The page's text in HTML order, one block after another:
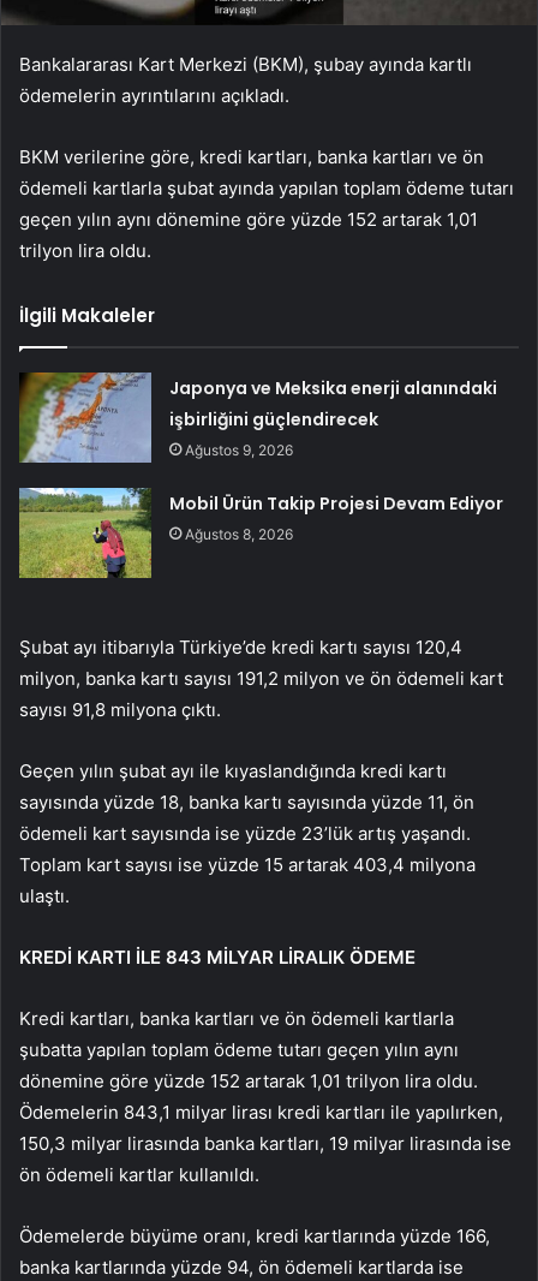
Bankalararası Kart Merkezi (BKM), şubay ayında kartlı
ödemelerin ayrıntılarını açıkladı.
BKM verilerine göre, kredi kartları, banka kartları ve ön
ödemeli kartlarla şubat ayında yapılan toplam ödeme tutarı
geçen yılın aynı dönemine göre yüzde 152 artarak 1,01
trilyon lira oldu.
İlgili Makaleler
Japonya ve Meksika enerji alanındaki
işbirliğini güçlendirecek
Ağustos 9, 2026
Mobil Ürün Takip Projesi Devam Ediyor
Ağustos 8, 2026
Şubat ayı itibarıyla Türkiye’de kredi kartı sayısı 120,4
milyon, banka kartı sayısı 191,2 milyon ve ön ödemeli kart
sayısı 91,8 milyona çıktı.
Geçen yılın şubat ayı ile kıyaslandığında kredi kartı
sayısında yüzde 18, banka kartı sayısında yüzde 11, ön
ödemeli kart sayısında ise yüzde 23’lük artış yaşandı.
Toplam kart sayısı ise yüzde 15 artarak 403,4 milyona
ulaştı.
KREDİ KARTI İLE 843 MİLYAR LİRALIK ÖDEME
Kredi kartları, banka kartları ve ön ödemeli kartlarla
şubatta yapılan toplam ödeme tutarı geçen yılın aynı
dönemine göre yüzde 152 artarak 1,01 trilyon lira oldu.
Ödemelerin 843,1 milyar lirası kredi kartları ile yapılırken,
150,3 milyar lirasında banka kartları, 19 milyar lirasında ise
ön ödemeli kartlar kullanıldı.
Ödemelerde büyüme oranı, kredi kartlarında yüzde 166,
banka kartlarında yüzde 94, ön ödemeli kartlarda ise